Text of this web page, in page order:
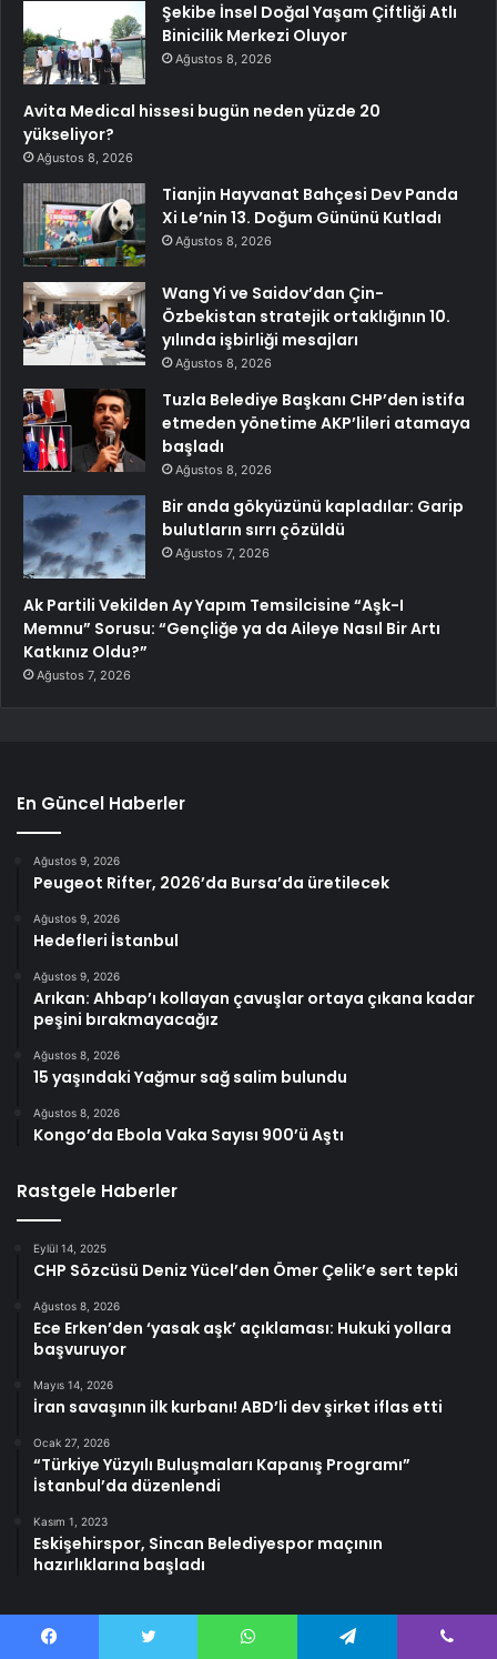
Şekibe İnsel Doğal Yaşam Çiftliği Atlı
Binicilik Merkezi Oluyor
Ağustos 8, 2026
Avita Medical hissesi bugün neden yüzde 20
yükseliyor?
Ağustos 8, 2026
Tianjin Hayvanat Bahçesi Dev Panda
Xi Le’nin 13. Doğum Gününü Kutladı
Ağustos 8, 2026
Wang Yi ve Saidov’dan Çin-
Özbekistan stratejik ortaklığının 10.
yılında işbirliği mesajları
Ağustos 8, 2026
Tuzla Belediye Başkanı CHP’den istifa
etmeden yönetime AKP’lileri atamaya
başladı
Ağustos 8, 2026
Bir anda gökyüzünü kapladılar: Garip
bulutların sırrı çözüldü
Ağustos 7, 2026
Ak Partili Vekilden Ay Yapım Temsilcisine “Aşk-I
Memnu” Sorusu: “Gençliğe ya da Aileye Nasıl Bir Artı
Katkınız Oldu?”
Ağustos 7, 2026
En Güncel Haberler
Ağustos 9, 2026
Peugeot Rifter, 2026’da Bursa’da üretilecek
Ağustos 9, 2026
Hedefleri İstanbul
Ağustos 9, 2026
Arıkan: Ahbap’ı kollayan çavuşlar ortaya çıkana kadar
peşini bırakmayacağız
Ağustos 8, 2026
15 yaşındaki Yağmur sağ salim bulundu
Ağustos 8, 2026
Kongo’da Ebola Vaka Sayısı 900’ü Aştı
Rastgele Haberler
Eylül 14, 2025
CHP Sözcüsü Deniz Yücel’den Ömer Çelik’e sert tepki
Ağustos 8, 2026
Ece Erken’den ‘yasak aşk’ açıklaması: Hukuki yollara
başvuruyor
Mayıs 14, 2026
İran savaşının ilk kurbanı! ABD’li dev şirket iflas etti
Ocak 27, 2026
“Türkiye Yüzyılı Buluşmaları Kapanış Programı”
İstanbul’da düzenlendi
Kasım 1, 2023
Eskişehirspor, Sincan Belediyespor maçının
hazırlıklarına başladı